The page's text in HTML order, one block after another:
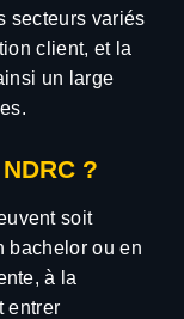
secteurs variés
client, et la
un large
?
soit
bachelor ou en
à la
entrer